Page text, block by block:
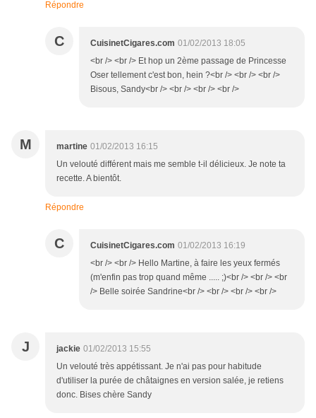
Répondre
C CuisinetCigares.com 01/02/2013 18:05
<br /> <br /> Et hop un 2ème passage de Princesse
Oser tellement c'est bon, hein ?<br /> <br /> <br />
Bisous, Sandy<br /> <br /> <br /> <br />
M martine 01/02/2013 16:15
Un velouté différent mais me semble t-il délicieux. Je note ta
recette. A bientôt.
Répondre
C CuisinetCigares.com 01/02/2013 16:19
<br /> <br /> Hello Martine, à faire les yeux fermés
(m'enfin pas trop quand même ..... ;)<br /> <br /> <br
/> Belle soirée Sandrine<br /> <br /> <br /> <br />
J jackie 01/02/2013 15:55
Un velouté très appétissant. Je n'ai pas pour habitude
d'utiliser la purée de châtaignes en version salée, je retiens
donc. Bises chère Sandy